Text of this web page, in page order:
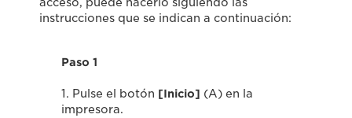
instrucciones que se indican a continuación:
Paso 1
1. Pulse el botón [Inicio] (A) en la
impresora.